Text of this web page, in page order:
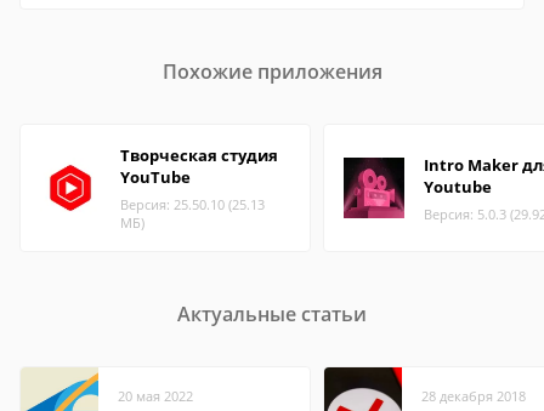
Похожие приложения
Творческая студия
YouTube
Версия: 25.50.10 (25.13
МБ)
Intro Maker
Youtube
Версия: 5.0.3
Актуальные статьи
20 мая 2022 28 декабря 2018